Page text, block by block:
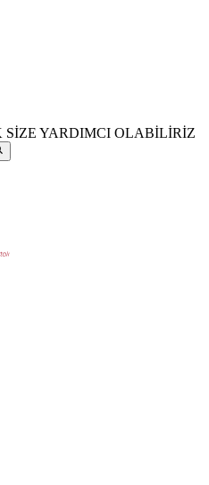
YARDIMCI OLABİLİRİZ